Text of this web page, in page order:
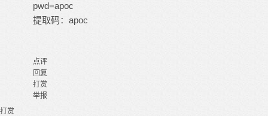
pwd=apoc
提取码：apoc
点评
回复
打赏
举报
打赏